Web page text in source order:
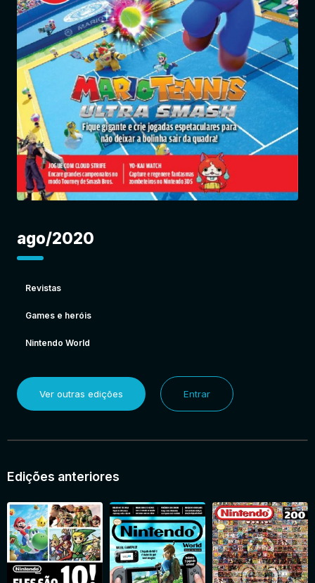
Notícias
Entrar
ago/2020
Revistas
Games e heróis
Nintendo World
Ver outras edições Entrar
Edições anteriores